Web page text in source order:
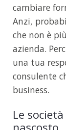
cambiare
Anzi,
che non è
azienda.
una tua
consulente
business.
Le